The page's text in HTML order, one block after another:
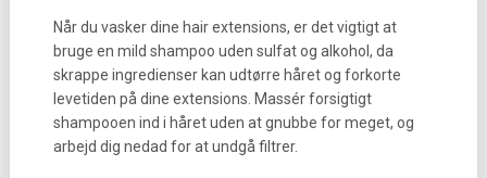
Når du vasker dine hair extensions, er det vigtigt at
bruge en mild shampoo uden sulfat og alkohol, da
skrappe ingredienser kan udtørre håret og forkorte
levetiden på dine extensions. Massér forsigtigt
shampooen ind i håret uden at gnubbe for meget, og
arbejd dig nedad for at undgå filtrer.